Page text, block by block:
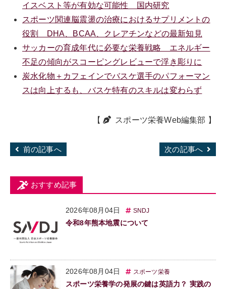
イスベスト等が有効な可能性 国内研究
スポーツ関連脳震盪の治療におけるサプリメントの
役割 DHA、BCAA、クレアチンなどの最新知見
サッカーの育成年代に必要な栄養戦略 エネルギー
不足の傾向がスコーピングレビューで浮き彫りに
炭水化物＋カフェインでバスケ選手のパフォーマン
スは向上するも、バスケ特有のスキルは変わらず
【 スポーツ栄養Web編集部 】
前の記事へ 次の記事へ
おすすめ記事
2026年08月04日 SNDJ
令和8年熊本地震について
2026年08月04日 スポーツ栄養
スポーツ栄養学の発展の鍵は英語力？ 実践の